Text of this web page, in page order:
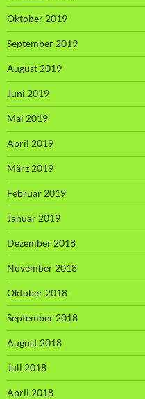
Oktober 2019
September 2019
August 2019
Juni 2019
Mai 2019
April 2019
März 2019
Februar 2019
Januar 2019
Dezember 2018
November 2018
Oktober 2018
September 2018
August 2018
Juli 2018
April 2018